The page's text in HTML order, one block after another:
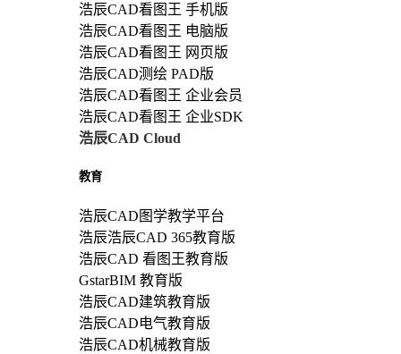
浩辰CAD看图王 手机版
浩辰CAD看图王 电脑版
浩辰CAD看图王 网页版
浩辰CAD测绘 PAD版
浩辰CAD看图王 企业会员
浩辰CAD看图王 企业SDK
浩辰CAD Cloud
教育
浩辰CAD图学教学平台
浩辰浩辰CAD 365教育版
浩辰CAD 看图王教育版
GstarBIM 教育版
浩辰CAD建筑教育版
浩辰CAD电气教育版
浩辰CAD机械教育版